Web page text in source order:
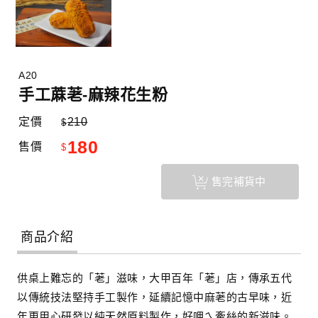
A20
手工蔴荖-麻辣花生粉
定價 $210
售價 $ 180
售完補貨中
商品介紹
供桌上難忘的「荖」滋味，大甲百年「荖」店，傳承五代
以傳統技法堅持手工製作，延續記憶中麻荖的古早味，近